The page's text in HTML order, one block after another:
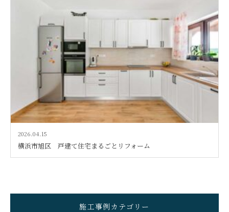
施工事例カテゴリー
2026.04.15
横浜市旭区 戸建て住宅まるごとリフォーム